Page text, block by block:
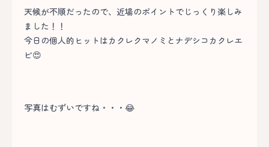
天候が不順だったので、近場のポイントでじっくり楽しみ
ました！！
今日の個人的ヒットはカクレクマノミとナデシコカクレエ
ビ😍
写真はむずいですね・・・😂